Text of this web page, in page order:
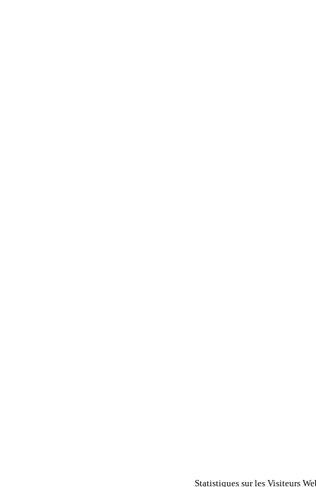
Statistiques sur les Visiteurs